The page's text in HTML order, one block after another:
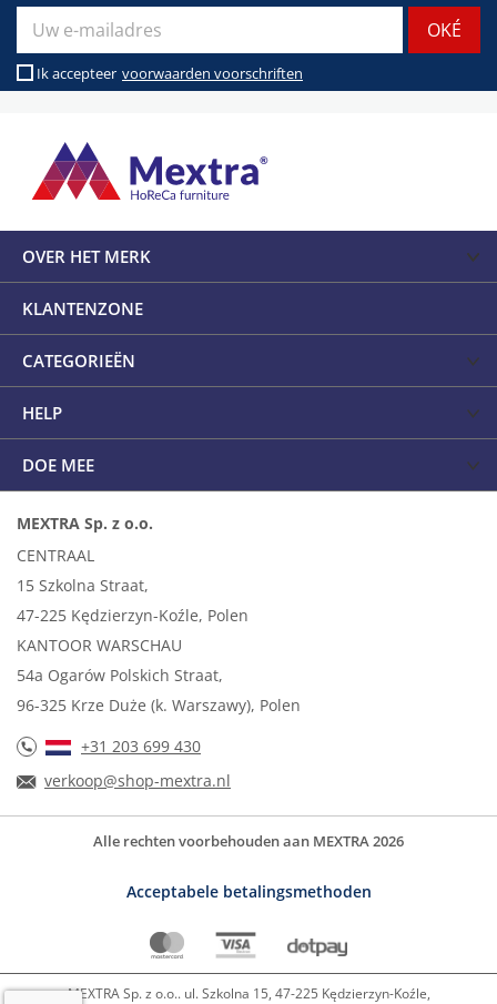
Ik accepteer voorwaarden voorschriften
OVER HET MERK
KLANTENZONE
CATEGORIEËN
HELP
DOE MEE
MEXTRA Sp. z o.o.
CENTRAAL
15 Szkolna Straat,
47-225 Kędzierzyn-Koźle, Polen
KANTOOR WARSCHAU
54a Ogarów Polskich Straat,
96-325 Krze Duże (k. Warszawy), Polen
+31 203 699 430
verkoop@shop-mextra.nl
Alle rechten voorbehouden aan MEXTRA 2026
Acceptabele betalingsmethoden
MEXTRA Sp. z o.o.. ul. Szkolna 15, 47-225 Kędzierzyn-Koźle,